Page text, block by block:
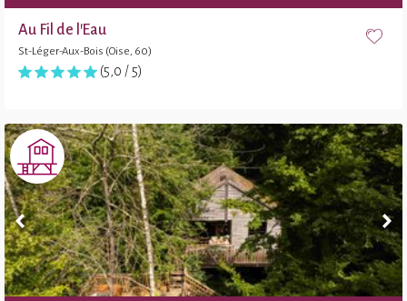
Au Fil de l'Eau
St-Léger-Aux-Bois (Oise, 60)
(5,0 / 5)